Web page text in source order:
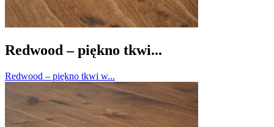
Redwood – piękno tkwi...
Redwood – piękno tkwi w...